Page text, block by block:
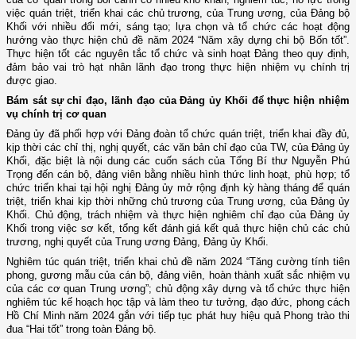
việc quán triệt, triển khai các chủ trương, của Trung ương, của Đảng bộ
Khối với nhiều đổi mới, sáng tạo; lựa chọn và tổ chức các hoạt động
hướng vào thực hiện chủ đề năm 2024 “Năm xây dựng chi bộ Bốn tốt”.
Thực hiện tốt các nguyên tắc tổ chức và sinh hoạt Đảng theo quy định,
đảm bảo vai trò hạt nhân lãnh đạo trong thực hiện nhiệm vụ chính trị
được giao.
Bám sát sự chỉ đạo, lãnh đạo của Đảng ủy Khối để thực hiện nhiệm
vụ chính trị cơ quan
Đảng ủy đã phối hợp với Đảng đoàn tổ chức quán triệt, triển khai đầy đủ,
kịp thời các chỉ thị, nghị quyết, các văn bản chỉ đạo của TW, của Đảng ủy
Khối, đặc biệt là nội dung các cuốn sách của Tổng Bí thư Nguyễn Phú
Trọng đến cán bộ, đảng viên bằng nhiều hình thức linh hoạt, phù hợp; tổ
chức triển khai tại hội nghị Đảng ủy mở rộng định kỳ hàng tháng để quán
triệt, triển khai kịp thời những chủ trương của Trung ương, của Đảng ủy
Khối. Chủ động, trách nhiệm và thực hiện nghiêm chỉ đạo của Đảng ủy
Khối trong việc sơ kết, tổng kết đánh giá kết quả thực hiện chủ các chủ
trương, nghị quyết của Trung ương Đảng, Đảng ủy Khối.
Nghiêm túc quán triệt, triển khai chủ đề năm 2024 “Tăng cường tính tiên
phong, gương mẫu của cán bộ, đảng viên, hoàn thành xuất sắc nhiệm vụ
của các cơ quan Trung ương”; chủ động xây dựng và tổ chức thực hiện
nghiêm túc kế hoạch học tập và làm theo tư tưởng, đạo đức, phong cách
Hồ Chí Minh năm 2024 gắn với tiếp tục phát huy hiệu quả Phong trào thi
đua “Hai tốt” trong toàn Đảng bộ.